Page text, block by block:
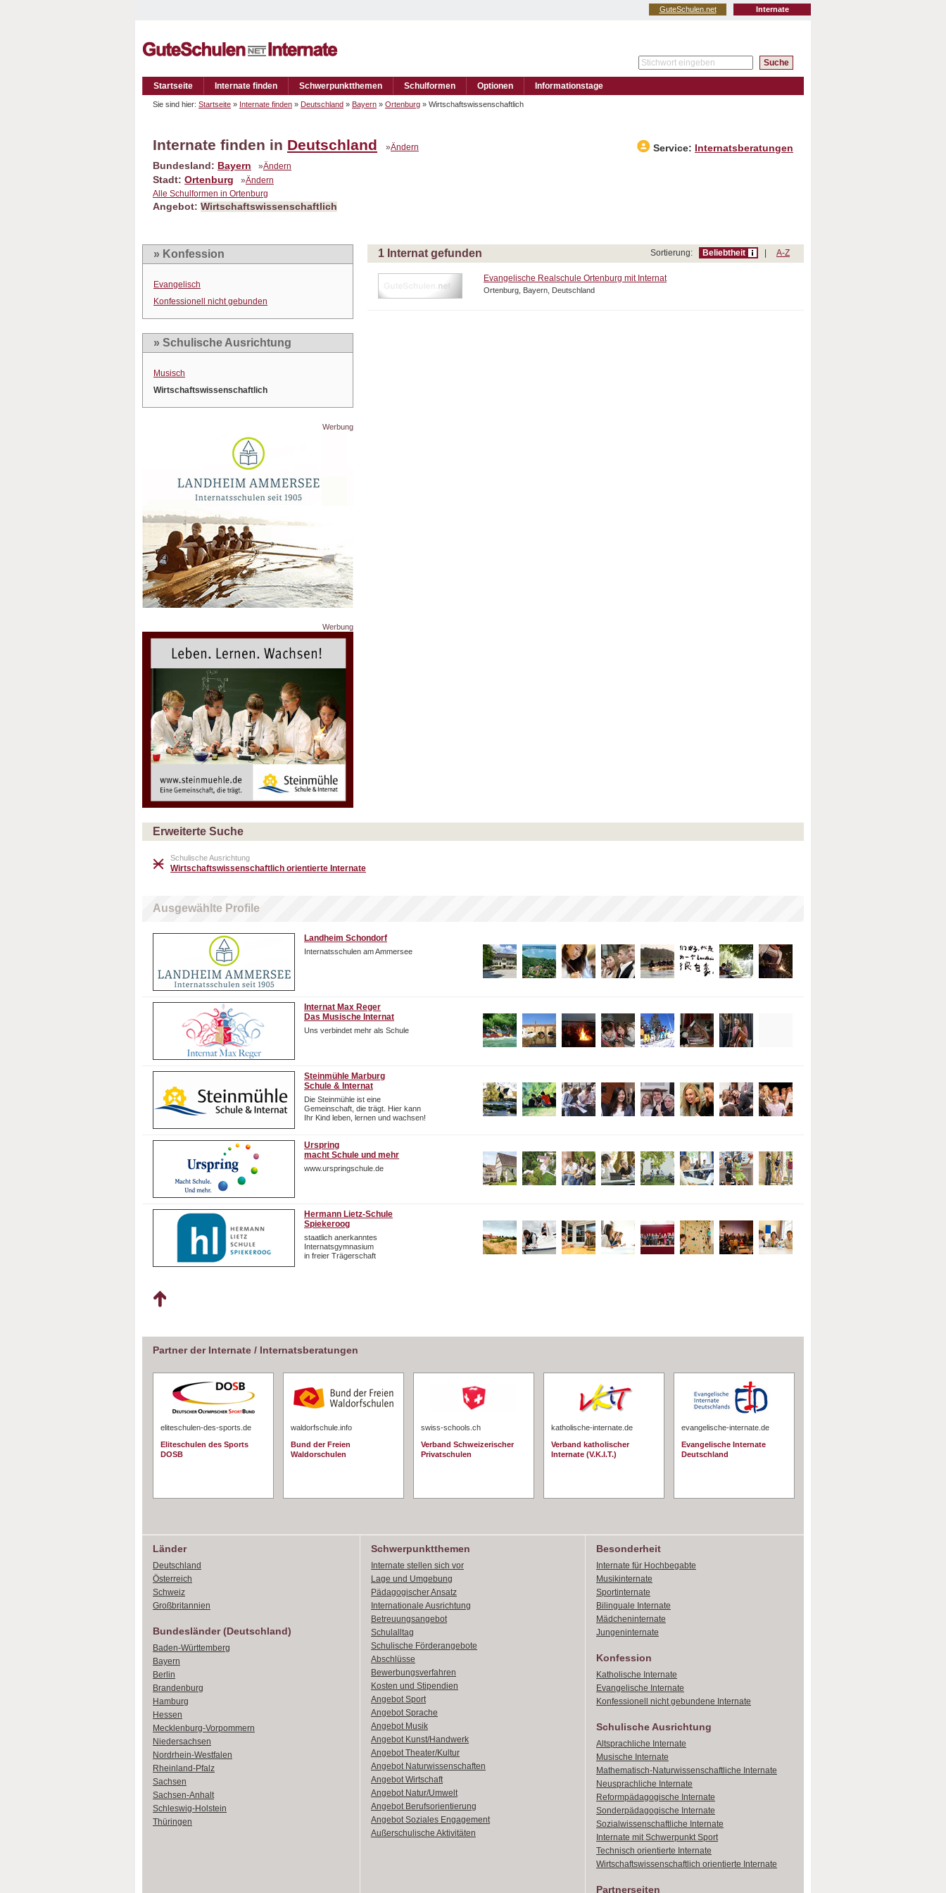
Internate
GuteSchulen.net
Startseite Internate finden Schwerpunktthemen Schulformen Optionen Informationstage
Sie sind hier: Startseite » Internate finden » Deutschland » Bayern » Ortenburg » Wirtschaftswissenschaftlich
Internate finden in Deutschland »Ändern Service:
Internatsberatungen
Bundesland: Bayern »Ändern
Stadt: Ortenburg »Ändern
Alle Schulformen in Ortenburg
Angebot: Wirtschaftswissenschaftlich
» Konfession
Evangelisch
Konfessionell nicht gebunden
» Schulische Ausrichtung
Musisch
Wirtschaftswissenschaftlich
Werbung
Werbung
1 Internat gefunden Sortierung: Beliebtheit A-Z
Evangelische Realschule Ortenburg mit Internat
Ortenburg, Bayern, Deutschland
Erweiterte Suche
Schulische Ausrichtung
Wirtschaftswissenschaftlich orientierte Internate
Ausgewählte Profile
Landheim Schondorf
Internatsschulen am Ammersee
Internat Max Reger
Das Musische Internat
Uns verbindet mehr als Schule
Steinmühle Marburg
Schule & Internat
Die Steinmühle ist eine
Gemeinschaft, die trägt. Hier kann
Ihr Kind leben, lernen und wachsen!
Urspring
macht Schule und mehr
www.urspringschule.de
Hermann Lietz-Schule
Spiekeroog
staatlich anerkanntes
Internatsgymnasium
in freier Trägerschaft
Partner der Internate / Internatsberatungen
eliteschulen-des-sports.de
Eliteschulen des Sports
DOSB
waldorfschule.info
Bund der Freien
Waldorschulen
swiss-schools.ch
Verband Schweizerischer
Privatschulen
katholische-internate.de
Verband katholischer
Internate (V.K.I.T.)
evangelische-internate.de
Evangelische Internate
Deutschland
Länder
Deutschland
Österreich
Schweiz
Großbritannien
Bundesländer (Deutschland)
Baden-Württemberg
Bayern
Berlin
Brandenburg
Hamburg
Hessen
Mecklenburg-Vorpommern
Niedersachsen
Nordrhein-Westfalen
Rheinland-Pfalz
Sachsen
Sachsen-Anhalt
Schleswig-Holstein
Thüringen
Schwerpunktthemen
Internate stellen sich vor
Lage und Umgebung
Pädagogischer Ansatz
Internationale Ausrichtung
Betreuungsangebot
Schulalltag
Schulische Förderangebote
Abschlüsse
Bewerbungsverfahren
Kosten und Stipendien
Angebot Sport
Angebot Sprache
Angebot Musik
Angebot Kunst/Handwerk
Angebot Theater/Kultur
Angebot Naturwissenschaften
Angebot Wirtschaft
Angebot Natur/Umwelt
Angebot Berufsorientierung
Angebot Soziales Engagement
Außerschulische Aktivitäten
Besonderheit
Internate für Hochbegabte
Musikinternate
Sportinternate
Bilinguale Internate
Mädcheninternate
Jungeninternate
Konfession
Katholische Internate
Evangelische Internate
Konfessionell nicht gebundene Internate
Schulische Ausrichtung
Altsprachliche Internate
Musische Internate
Mathematisch-Naturwissenschaftliche Internate
Neusprachliche Internate
Reformpädagogische Internate
Sonderpädagogische Internate
Sozialwissenschaftliche Internate
Internate mit Schwerpunkt Sport
Technisch orientierte Internate
Wirtschaftswissenschaftlich orientierte Internate
Partnerseiten